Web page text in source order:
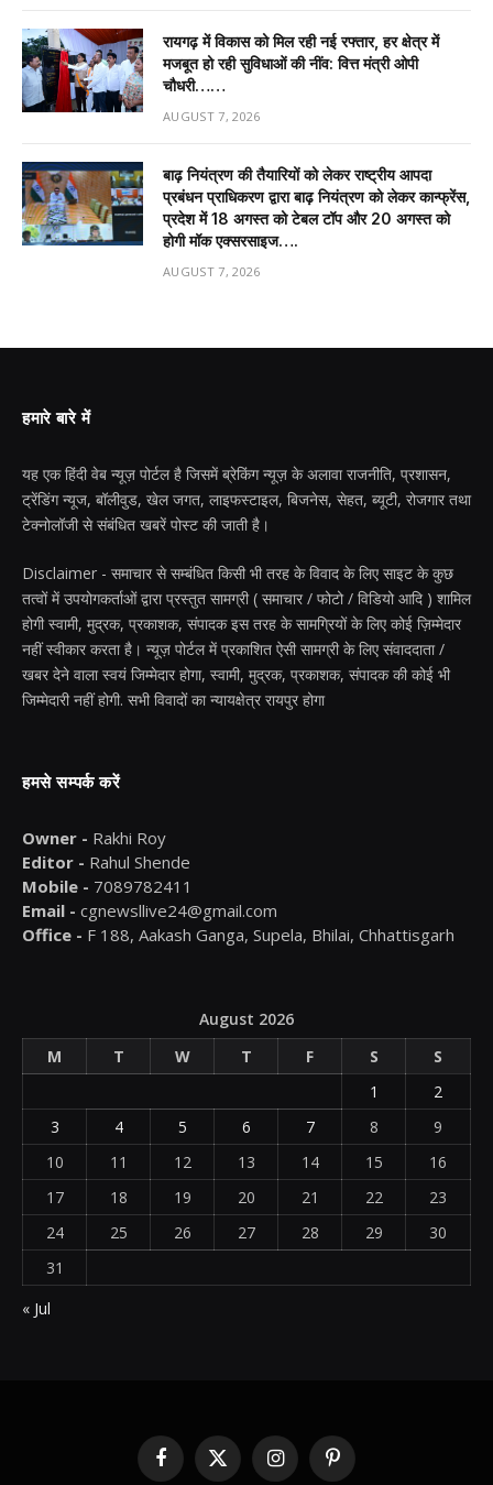
रायगढ़ में विकास को मिल रही नई रफ्तार, हर क्षेत्र में
मजबूत हो रही सुविधाओं की नींव: वित्त मंत्री ओपी
चौधरी……
AUGUST 7, 2026
बाढ़ नियंत्रण की तैयारियों को लेकर राष्ट्रीय आपदा
प्रबंधन प्राधिकरण द्वारा बाढ़ नियंत्रण को लेकर कान्फ्रेंस,
प्रदेश में 18 अगस्त को टेबल टॉप और 20 अगस्त को
होगी मॉक एक्सरसाइज….
AUGUST 7, 2026
हमारे बारे में
यह एक हिंदी वेब न्यूज़ पोर्टल है जिसमें ब्रेकिंग न्यूज़ के अलावा राजनीति, प्रशासन,
ट्रेंडिंग न्यूज, बॉलीवुड, खेल जगत, लाइफस्टाइल, बिजनेस, सेहत, ब्यूटी, रोजगार तथा
टेक्नोलॉजी से संबंधित खबरें पोस्ट की जाती है।
Disclaimer - समाचार से सम्बंधित किसी भी तरह के विवाद के लिए साइट के कुछ
तत्वों में उपयोगकर्ताओं द्वारा प्रस्तुत सामग्री ( समाचार / फोटो / विडियो आदि ) शामिल
होगी स्वामी, मुद्रक, प्रकाशक, संपादक इस तरह के सामग्रियों के लिए कोई ज़िम्मेदार
नहीं स्वीकार करता है। न्यूज़ पोर्टल में प्रकाशित ऐसी सामग्री के लिए संवाददाता /
खबर देने वाला स्वयं जिम्मेदार होगा, स्वामी, मुद्रक, प्रकाशक, संपादक की कोई भी
जिम्मेदारी नहीं होगी. सभी विवादों का न्यायक्षेत्र रायपुर होगा
हमसे सम्पर्क करें
Owner - Rakhi Roy
Editor - Rahul Shende
Mobile - 7089782411
Email - cgnewsllive24@gmail.com
Office - F 188, Aakash Ganga, Supela, Bhilai, Chhattisgarh
August 2026
M
T W T F S
S
1
2
3
4 5 6 7 8
9
10
11 12 13 14 15
16
17
18 19 20 21 22
23
24
25 26 27 28 29
30
31
« Jul
Facebook
X
InstagramPinterest